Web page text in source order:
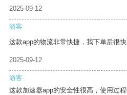
2025-09-12
游客
这款app的物流非常快捷，我下单后很快
2025-09-12
游客
这款加速器app的安全性很高，使用过